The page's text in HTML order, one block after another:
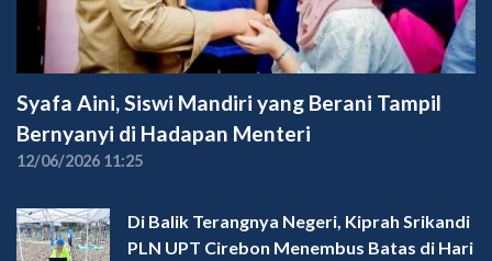
Syafa Aini, Siswi Mandiri yang Berani Tampil
Bernyanyi di Hadapan Menteri
12/06/2026 11:25
Di Balik Terangnya Negeri, Kiprah Srikandi
PLN UPT Cirebon Menembus Batas di Hari